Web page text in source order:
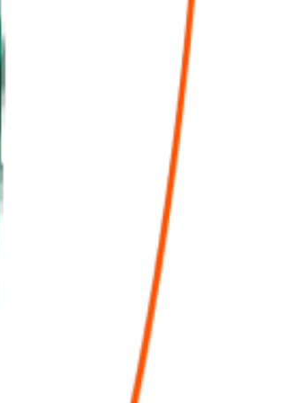
un accompagnement complet et très utile à